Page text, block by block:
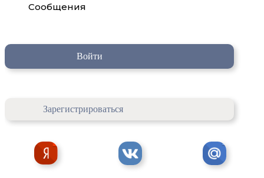
Сообщения
Войти
Зарегистрироваться